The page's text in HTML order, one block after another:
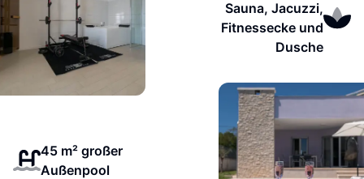
Sauna, Jacuzzi,
Fitnessecke und
Dusche
45 m² großer
Außenpool